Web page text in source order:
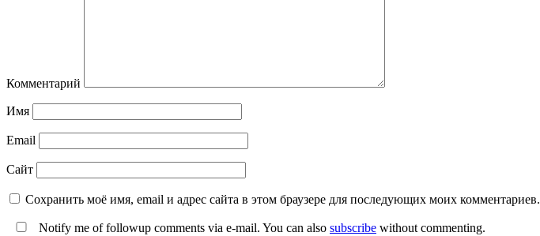
Комментарий
Имя
Email
Сайт
Сохранить моё имя, email и адрес сайта в этом браузере для последующих моих комментариев.
Notify me of followup comments via e-mail. You can also subscribe without commenting.